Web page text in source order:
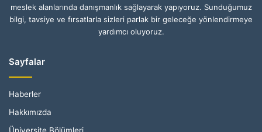
meslek alanlarında danışmanlık sağlayarak yapıyoruz. Sunduğumuz
bilgi, tavsiye ve fırsatlarla sizleri parlak bir geleceğe yönlendirmeye
yardımcı oluyoruz.
Sayfalar
Haberler
Hakkımızda
Üniversite Bölümleri